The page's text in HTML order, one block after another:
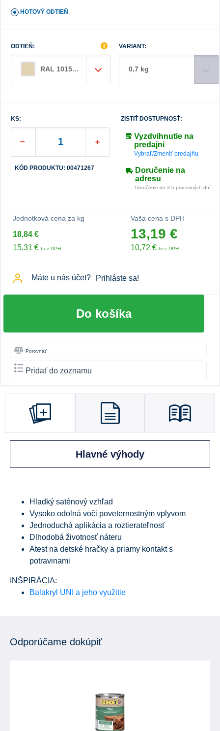
HOTOVÝ ODTIEŇ
ODTIEŇ:
RAL 1015 slonová kosť svetlá
VARIANT:
0,7 kg
KS:
KÓD PRODUKTU: 00471267
ZISTIŤ DOSTUPNOSŤ:
Vyzdvihnutie na
predajni
Vybrať/Zmeniť predajňu
Doručenie na
adresu
Doručenie do 3-5 pracovných dní
Jednotková cena za kg
18,84 €
15,31 € bez DPH
Vaša cena s DPH
13,19 €
10,72 € bez DPH
Máte u nás účet? Prihláste sa!
Do košíka
Porovnať
Pridať do zoznamu
Hlavné výhody
Hladký saténový vzhľad
Vysoko odolná voči poveternostným vplyvom
Jednoduchá aplikácia a roztierateľnosť
Dlhodobá životnosť náteru
Atest na detské hračky a priamy kontakt s
potravinami
INŠPIRÁCIA:
Balakryl UNI a jeho využitie
Odporúčame dokúpiť